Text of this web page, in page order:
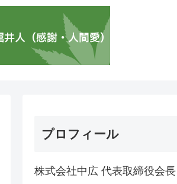
プロフィール
株式会社中広 代表取締役会長